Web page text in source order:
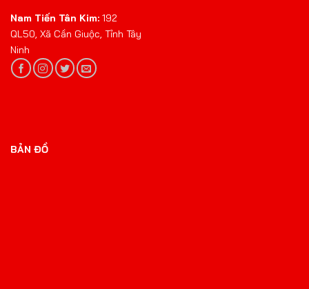
Nam Tiến Tân Kim: 192
QL50, Xã Cần Giuộc, Tỉnh Tây
Ninh
BẢN ĐỒ